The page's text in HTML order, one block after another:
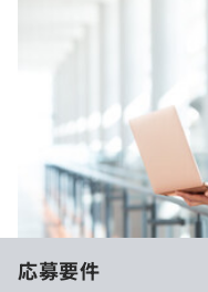
応募要件